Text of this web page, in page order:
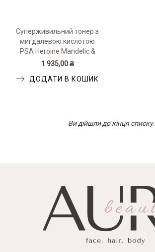
Суперживильний тонер з
мигдалевою кислотою
PSA Heroine Mandelic &
Licorice Superfood Glow
1 935,00 ₴
ДОДАТИ В КОШИК
Ви дійшли до кінця списку.